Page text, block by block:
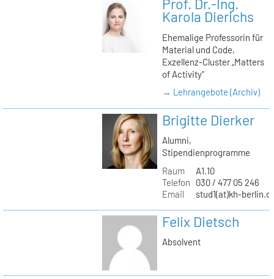
Prof. Dr.-Ing.
Karola Dierichs
Ehemalige Professorin für
Material und Code,
Exzellenz-Cluster „Matters
of Activity“
→ Lehrangebote (Archiv)
Brigitte Dierker
Alumni,
Stipendienprogramme
Raum
A1.10
Telefon
030 / 477 05 246
Email
stud1(at)kh-
Felix Dietsch
Absolvent